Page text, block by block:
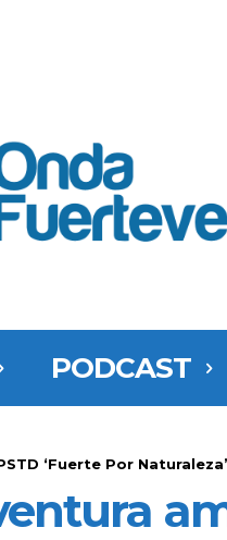
PODCAST
‘Fuerte Por Naturaleza’